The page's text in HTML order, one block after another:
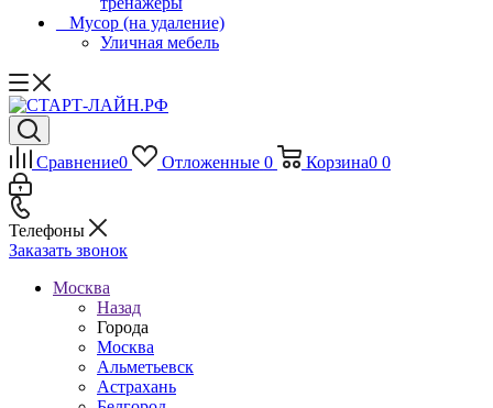
_ Мусор (на удаление)
Уличная мебель
Сравнение0 Отложенные 0 Корзина0 0
Телефоны
Заказать звонок
Москва
Назад
Города
Москва
Альметьевск
Астрахань